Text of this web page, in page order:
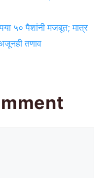
५० पैशांनी मजबूत; मात्र
तणाव